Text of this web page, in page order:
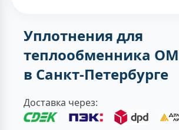
Уплотнения для
теплообменника
в Санкт-Петербурге
Доставка через: